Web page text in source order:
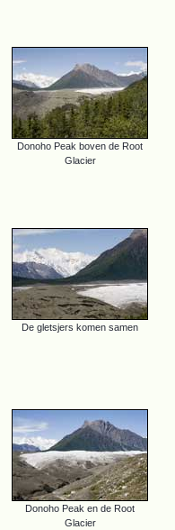
Donoho Peak boven de Root
Glacier
De gletsjers komen samen
Donoho Peak en de Root
Glacier